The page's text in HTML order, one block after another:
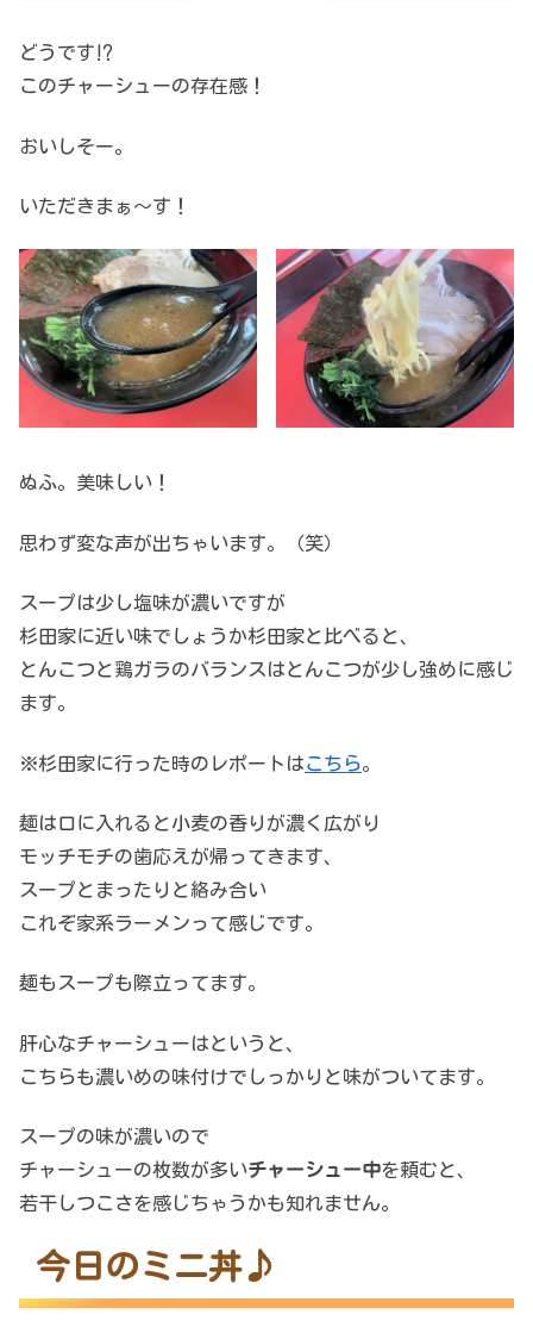
どうです⁉
このチャーシューの存在感！
おいしそー。
いただきまぁ～す！
ぬふ。美味しい！
思わず変な声が出ちゃいます。（笑）
スープは少し塩味が濃いですが
杉田家に近い味でしょうか杉田家と比べると、
とんこつと鶏ガラのバランスはとんこつが少し強めに感じ
ます。
※杉田家に行った時のレポートはこちら。
麺は口に入れると小麦の香りが濃く広がり
モッチモチの歯応えが帰ってきます、
スープとまったりと絡み合い
これぞ家系ラーメンって感じです。
麺もスープも際立ってます。
肝心なチャーシューはというと、
こちらも濃いめの味付けでしっかりと味がついてます。
スープの味が濃いので
チャーシューの枚数が多いチャーシュー中を頼むと、
若干しつこさを感じちゃうかも知れません。
今日のミニ丼♪